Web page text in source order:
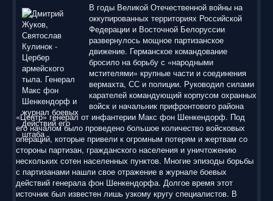
В годы Великой Отечественной войны на
оккупированных территориях Российской
Федерации и Восточной Белоруссии
развернулось мощное партизанское
движение. Германское командование
бросило на борьбу с «народными
мстителями» крупные части и соединения
вермахта, СС и полиции. Руководил силами
карателей командующий корпусом охранных
войск и начальник прифронтового района
«Центр» генерал от инфантерии Макс фон Шенкендорф. Под
его началом было проведено большое количество войсковых
операций, которые привели к огромным потерям и жертвам со
стороны партизан, гражданского населения и уничтожению
нескольких сотен населенных пунктов. Многие эпизоды борьбы
с партизанами нашли свое отражение в журнале боевых
действий генерала фон Шенкендорфа. Долгое время этот
источник был известен лишь узкому кругу специалистов. В